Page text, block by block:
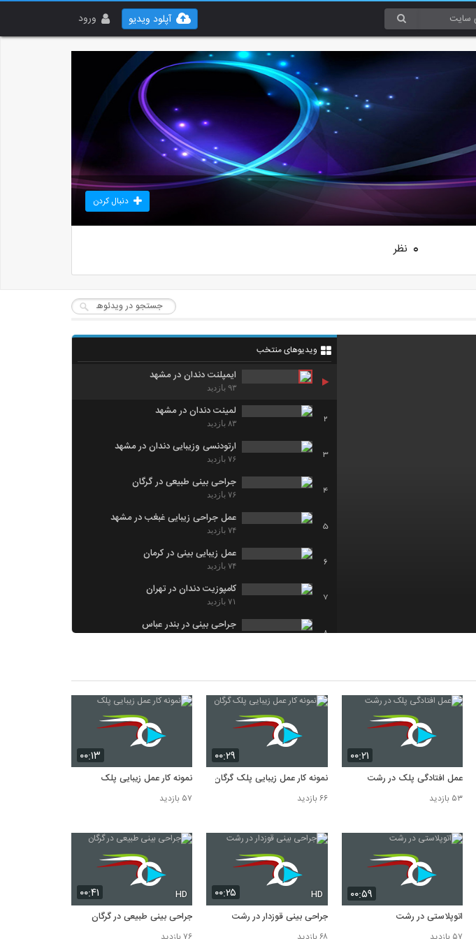
ورود آپلود ویدیو
دنبال کردن
0 نظر
ویدیوهای منتخب
ایمپلنت دندان در مشهد
۹۳ بازدید
2
لمینت دندان در مشهد
۸۳ بازدید
3
ارتودنسی وزیبایی دندان در مشهد
۷۶ بازدید
4
جراحی بینی طبیعی در گرگان
۷۶ بازدید
5
عمل جراحی زیبایی غبغب در مشهد
۷۴ بازدید
6
عمل زیبایی بینی در کرمان
۷۴ بازدید
7
کامپوزیت دندان در تهران
۷۱ بازدید
8
جراحی بینی در بندر عباس
10
جراحی زیبایی بینی در کرمان
۰۰:۲۱
عمل افتادگی پلک در رشت
۵۳ بازدید
۰۰:۲۹
نمونه کار عمل زیبایی پلک گرگان
۶۶ بازدید
۰۰:۱۳
نمونه کار عمل زیبایی پلک
۵۷ بازدید
۰۰:۵۹
اتوپلاستی در رشت
۰۰:۲۵ HD
جراحی بینی قوزدار در رشت
۰۰:۴۱ HD
جراحی بینی طبیعی در گرگان